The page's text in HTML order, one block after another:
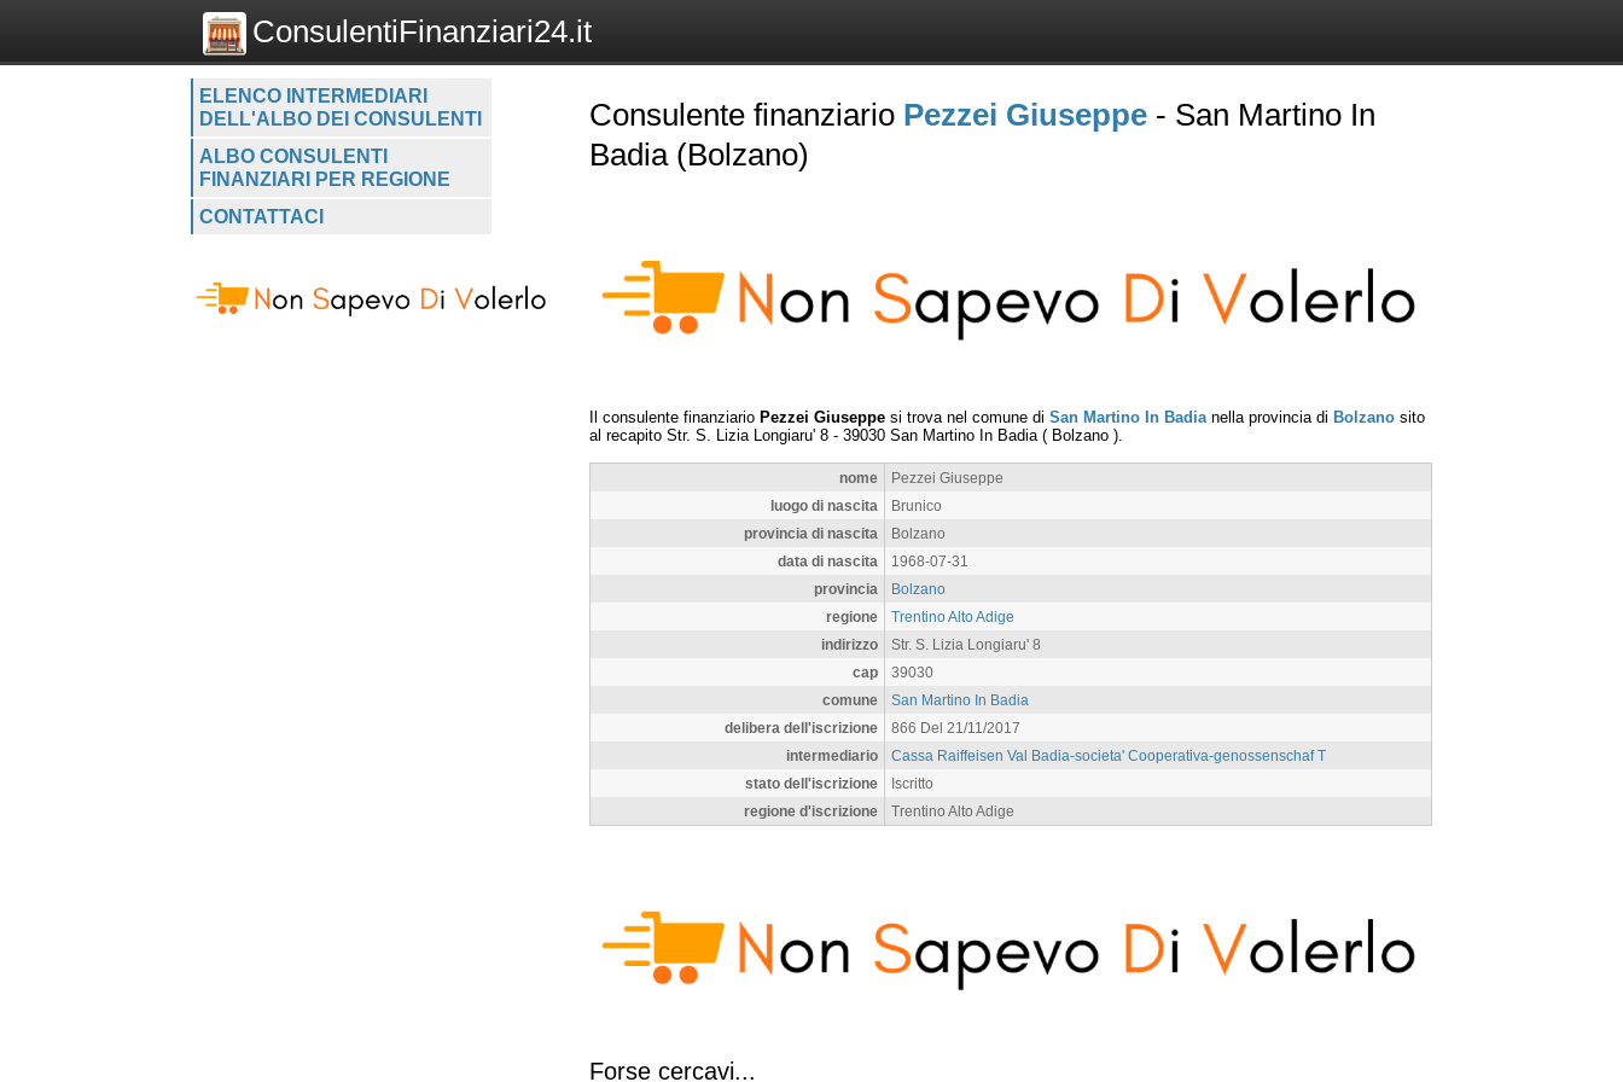
ConsulentiFinanziari24.it
ELENCO INTERMEDIARI
DELL'ALBO DEI CONSULENTI
ALBO CONSULENTI
FINANZIARI PER REGIONE
CONTATTACI
Consulente finanziario Pezzei Giuseppe - San Martino In
Badia (Bolzano)
Il consulente finanziario Pezzei Giuseppe si trova nel comune di San Martino In Badia nella provincia di Bolzano sito
al recapito Str. S. Lizia Longiaru' 8 - 39030 San Martino In Badia ( Bolzano ).
nome
Pezzei Giuseppe
luogo di nascita
Brunico
provincia di nascita
Bolzano
data di nascita
1968-07-31
provincia
Bolzano
regione
Trentino Alto Adige
indirizzo
Str. S. Lizia Longiaru' 8
cap
39030
comune
San Martino In Badia
delibera dell'iscrizione
866 Del 21/11/2017
intermediario
Cassa Raiffeisen Val Badia-societa' Cooperativa-genossenschaf T
stato dell'iscrizione
Iscritto
regione d'iscrizione
Trentino Alto Adige
Forse cercavi...